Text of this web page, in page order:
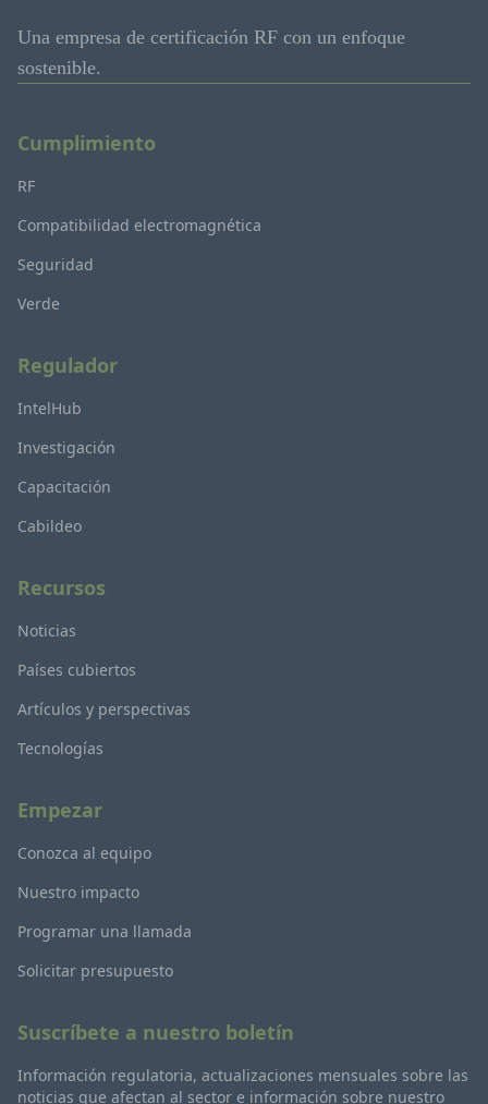
Una empresa de certificación RF con un enfoque
sostenible.
Cumplimiento
RF
Compatibilidad electromagnética
Seguridad
Verde
Regulador
IntelHub
Investigación
Capacitación
Cabildeo
Recursos
Noticias
Países cubiertos
Artículos y perspectivas
Tecnologías
Empezar
Conozca al equipo
Nuestro impacto
Programar una llamada
Solicitar presupuesto
Suscríbete a nuestro boletín
Información regulatoria, actualizaciones mensuales sobre las
noticias que afectan al sector e información sobre nuestro